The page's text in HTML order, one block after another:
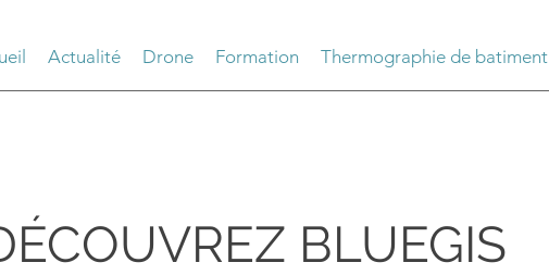
Actualité Drone Formation Thermographie de batiment
BLUEGIS